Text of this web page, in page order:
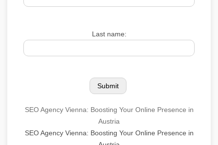
Last name:
SEO Agency Vienna: Boosting Your Online Presence in
Austria
SEO Agency Vienna: Boosting Your Online Presence in